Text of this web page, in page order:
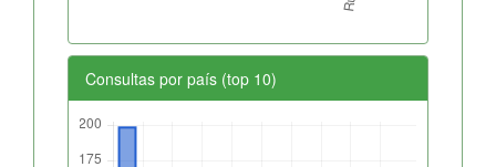
Consultas por país (top 10)